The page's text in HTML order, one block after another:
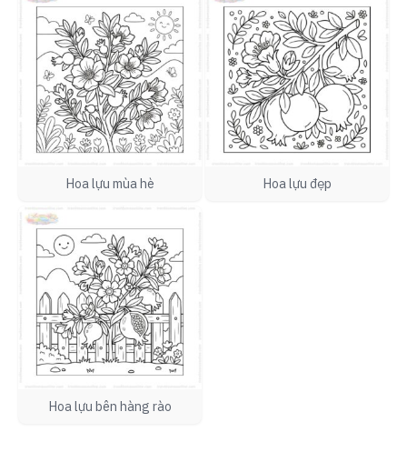
Hoa lựu mùa hè Hoa lựu đẹp
Hoa lựu bên hàng rào